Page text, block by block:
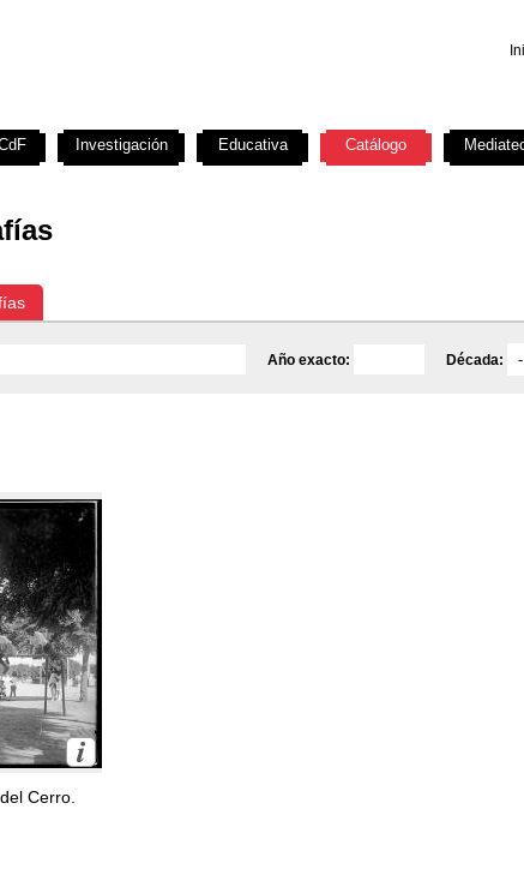
Año exacto: Década:
Cerro.
Investigación Educativa Catálogo